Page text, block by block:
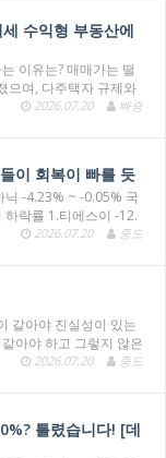
수익형 부동산에
이유는? 매매가는 떨
으며, 다주택자 규제와
2026.07.20 빠숑
이 회복이 빠를 듯
닉 -4.23% ~ -0.05% 국
락률 1.티에스이 -12.
2026.07.20 중도
같아야 진실성이 있는
아야 하고 그렇지 않은
2026.07.20 중도
틀렸습니다! [데